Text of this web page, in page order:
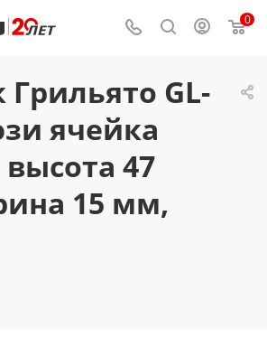
0
GL-
ячейка
высота 47
15 мм,